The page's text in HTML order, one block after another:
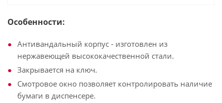
Особенности:
Антивандальный корпус - изготовлен из
нержавеющей высококачественной стали.
Закрывается на ключ.
Смотровое окно позволяет контролировать наличие
бумаги в диспенсере.